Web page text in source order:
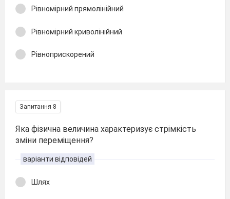
Рівномірний прямолінійний
Рівномірний криволінійний
Рівноприскорений
Запитання 8
Яка фізична величина характеризує стрімкість
зміни переміщення?
варіанти відповідей
Шлях